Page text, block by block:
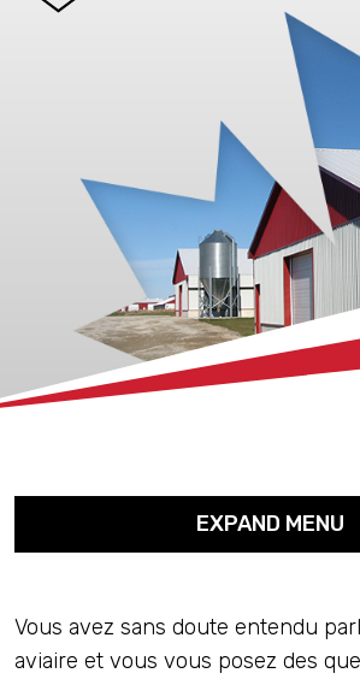
Vous avez sans doute entendu
aviaire et vous vous posez des
EXPAND MENU